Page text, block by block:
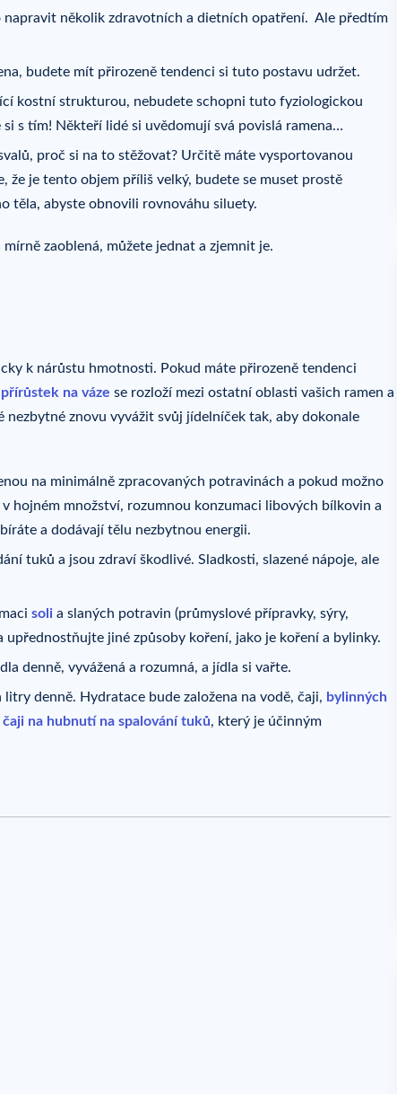
napravit několik zdravotních a dietních opatření. Ale předtím
budete mít přirozeně tendenci si tuto postavu udržet.
kostní strukturou, nebudete schopni tuto fyziologickou
s tím! Někteří lidé si uvědomují svá povislá ramena…
proč si na to stěžovat? Určitě máte vysportovanou
že je tento objem příliš velký, budete se muset prostě
těla, abyste obnovili rovnováhu siluety.
zaoblená, můžete jednat a zjemnit je.
k nárůstu hmotnosti. Pokud máte přirozeně tendenci
přírůstek na váze se rozloží mezi ostatní oblasti vašich ramen a
nezbytné znovu vyvážit svůj jídelníček tak, aby dokonale
na minimálně zpracovaných potravinách a pokud možno
v hojném množství, rozumnou konzumaci libových bílkovin a
a dodávají tělu nezbytnou energii.
tuků a jsou zdraví škodlivé. Sladkosti, slazené nápoje, ale
soli a slaných potravin (průmyslové přípravky, sýry,
jiné způsoby koření, jako je koření a bylinky.
denně, vyvážená a rozumná, a jídla si vařte.
denně. Hydratace bude založena na vodě, čaji, bylinných
čaji na hubnutí na spalování tuků, který je účinným